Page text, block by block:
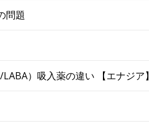
問題
）吸入薬の違い 【エナジア】